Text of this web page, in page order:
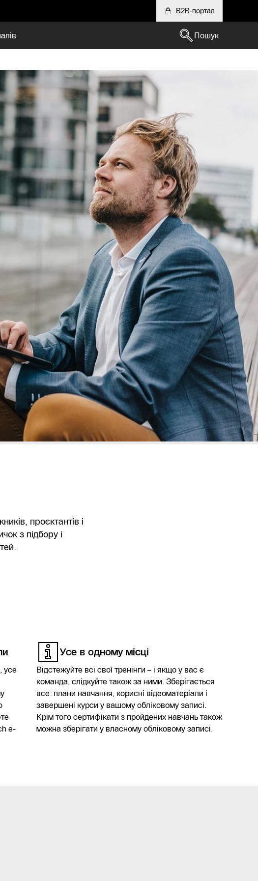
B2B-портал
Пошук
проєктантів і
з підбору і
усе
e-
Усе в одному місці
Відстежуйте всі свої тренінги – і якщо у вас є
команда, слідкуйте також за ними. Зберігається
все: плани навчання, корисні відеоматеріали і
завершені курси у вашому обліковому записі.
Крім того сертифікати з пройдених навчань також
можна зберігати у власному обліковому записі.